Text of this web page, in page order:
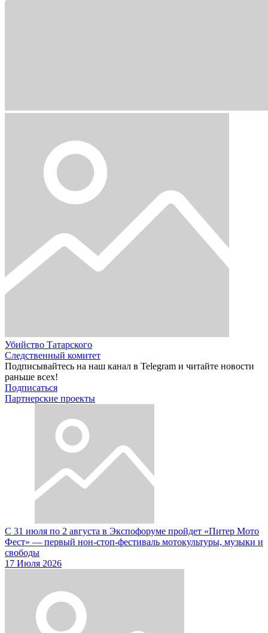
Убийство Татарского
Следственный комитет
Подписывайтесь на наш канал в Telegram и читайте новости
раньше всех!
Подписаться
Партнерские проекты
С 31 июля по 2 августа в Экспофоруме пройдет «Питер Мото
Фест» — первый нон-стоп-фестиваль мотокультуры, музыки и
свободы
17 Июля 2026